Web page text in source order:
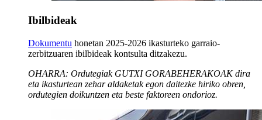
Ibilbideak
Dokumentu honetan 2025-2026 ikasturteko garraio-
zerbitzuaren ibilbideak kontsulta ditzakezu.
OHARRA: Ordutegiak GUTXI GORABEHERAKOAK dira
eta ikasturtean zehar aldaketak egon daitezke hiriko obren,
ordutegien doikuntzen eta beste faktoreen ondorioz.